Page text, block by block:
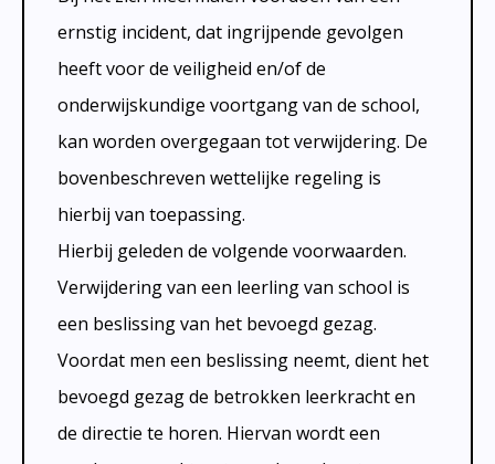
ernstig incident, dat ingrijpende gevolgen
heeft voor de veiligheid en/of de
onderwijskundige voortgang van de school,
kan worden overgegaan tot verwijdering. De
bovenbeschreven wettelijke regeling is
hierbij van toepassing.
Hierbij geleden de volgende voorwaarden.
Verwijdering van een leerling van school is
een beslissing van het bevoegd gezag.
Voordat men een beslissing neemt, dient het
bevoegd gezag de betrokken leerkracht en
de directie te horen. Hiervan wordt een